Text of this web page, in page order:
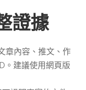
證據
章內容、推文、作
。建議使用網頁版